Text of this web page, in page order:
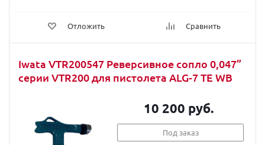
Отложить Сравнить
Iwata VTR200547 Реверсивное сопло 0,047”
серии VTR200 для пистолета ALG-7 TE WB
10 200 руб.
Под заказ